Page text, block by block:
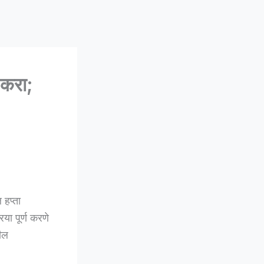
पूर्ण करणे